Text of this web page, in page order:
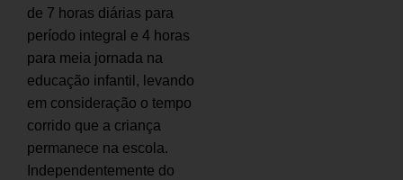
de 7 horas diárias para
período integral e 4 horas
para meia jornada na
educação infantil, levando
em consideração o tempo
corrido que a criança
permanece na escola.
Independentemente do